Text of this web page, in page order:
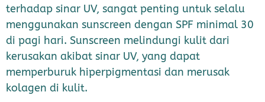
terhadap sinar UV, sangat penting untuk selalu
menggunakan sunscreen dengan SPF minimal 30
di pagi hari. Sunscreen melindungi kulit dari
kerusakan akibat sinar UV, yang dapat
memperburuk hiperpigmentasi dan merusak
kolagen di kulit.